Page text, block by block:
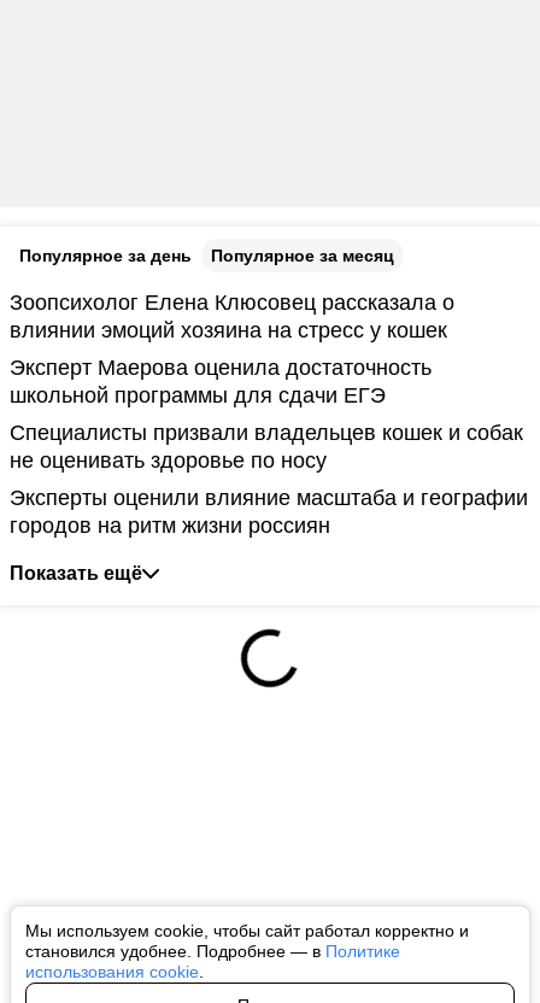
Мы используем cookie, чтобы сайт работал корректно и
становился удобнее. Подробнее — в Политике
использования cookie
Популярное за день Популярное за месяц
Зоопсихолог Елена Клюсовец рассказала о
влиянии эмоций хозяина на стресс у кошек
Эксперт Маерова оценила достаточность
школьной программы для сдачи ЕГЭ
Специалисты призвали владельцев кошек и собак
не оценивать здоровье по носу
Эксперты оценили влияние масштаба и географии
городов на ритм жизни россиян
Показать ещё